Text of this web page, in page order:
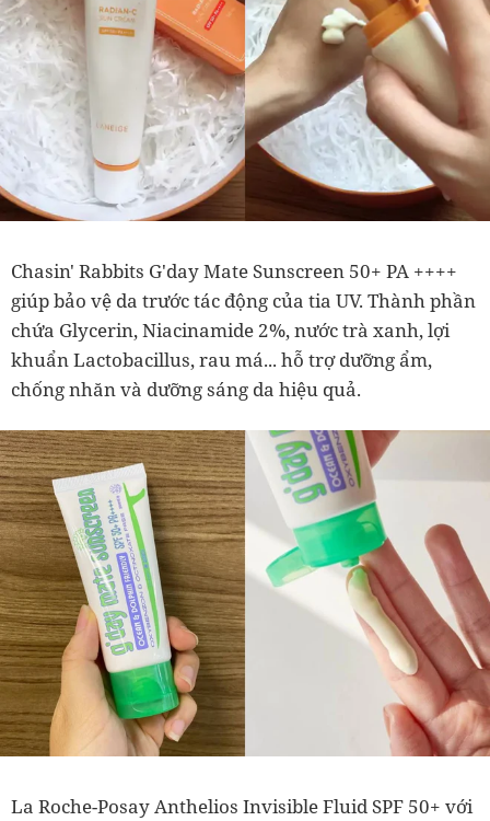
Chasin' Rabbits G'day Mate Sunscreen 50+ PA ++++
giúp bảo vệ da trước tác động của tia UV. Thành phần
chứa Glycerin, Niacinamide 2%, nước trà xanh, lợi
khuẩn Lactobacillus, rau má... hỗ trợ dưỡng ẩm,
chống nhăn và dưỡng sáng da hiệu quả.
La Roche-Posay Anthelios Invisible Fluid SPF 50+ với